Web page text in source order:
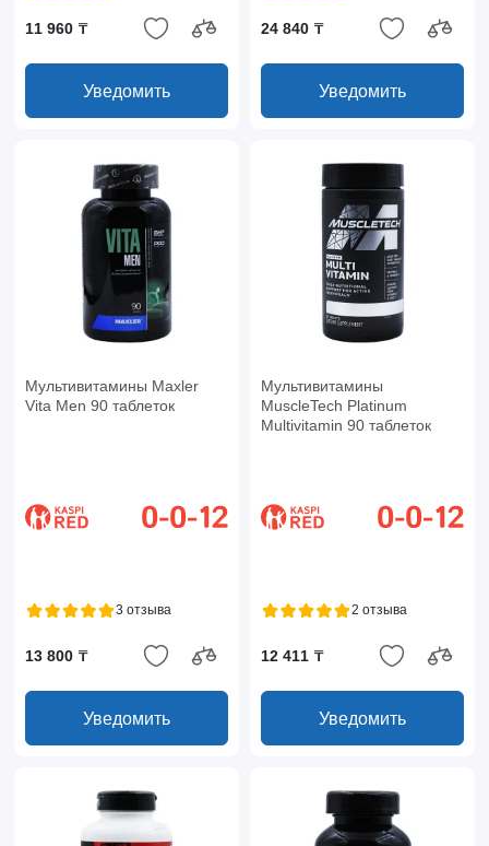
11 960 ₸
Уведомить
24 840 ₸
Уведомить
Мультивитамины Maxler
Vita Men 90 таблеток
3 отзыва
13 800 ₸
Уведомить
Мультивитамины
MuscleTech Platinum
Multivitamin 90 таблеток
2 отзыва
12 411 ₸
Уведомить